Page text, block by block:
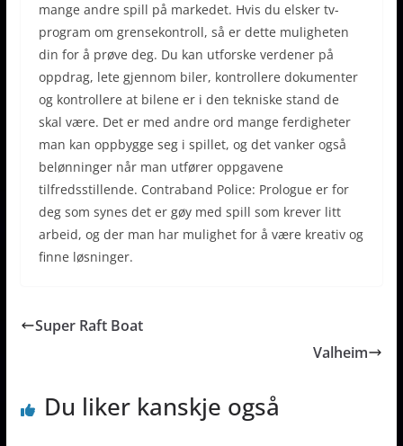
mange andre spill på markedet. Hvis du elsker tv-
program om grensekontroll, så er dette muligheten
din for å prøve deg. Du kan utforske verdener på
oppdrag, lete gjennom biler, kontrollere dokumenter
og kontrollere at bilene er i den tekniske stand de
skal være. Det er med andre ord mange ferdigheter
man kan oppbygge seg i spillet, og det vanker også
belønninger når man utfører oppgavene
tilfredsstillende. Contraband Police: Prologue er for
deg som synes det er gøy med spill som krever litt
arbeid, og der man har mulighet for å være kreativ og
finne løsninger.
Super Raft Boat
Valheim
Du liker kanskje også